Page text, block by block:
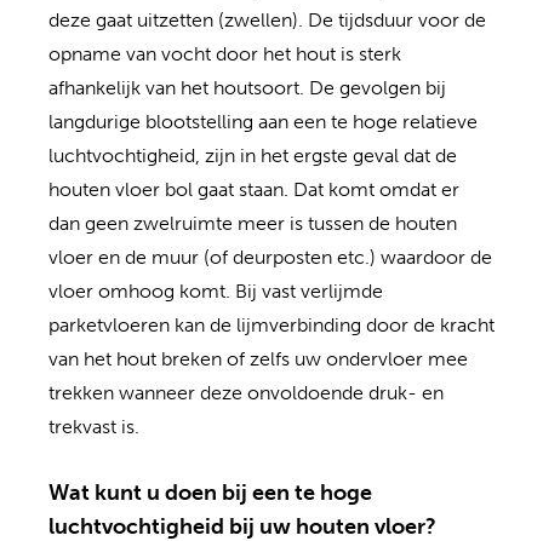
deze gaat uitzetten (zwellen). De tijdsduur voor de
opname van vocht door het hout is sterk
afhankelijk van het houtsoort. De gevolgen bij
langdurige blootstelling aan een te hoge relatieve
luchtvochtigheid, zijn in het ergste geval dat de
houten vloer bol gaat staan. Dat komt omdat er
dan geen zwelruimte meer is tussen de houten
vloer en de muur (of deurposten etc.) waardoor de
vloer omhoog komt. Bij vast verlijmde
parketvloeren kan de lijmverbinding door de kracht
van het hout breken of zelfs uw ondervloer mee
trekken wanneer deze onvoldoende druk- en
trekvast is.
Wat kunt u doen bij een te hoge
luchtvochtigheid bij uw houten vloer?